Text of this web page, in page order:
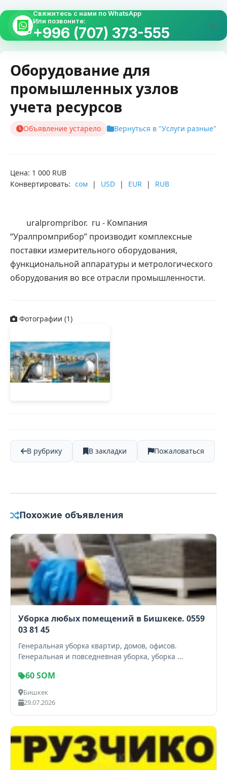
Свяжитесь с нами по WhatsApp
Или позвоните:
+996 (707) 373-555
Оборудование для
промышленных узлов
учета ресурсов
Объявление устарело Вернуться в "Услуги разные"
Цена: 1 000 RUB
Конвертировать: сом | USD | EUR | RUB
“Уралпромприбор” производит комплексные
поставки измерительного оборудования,
функциональной аппаратуры и метрологического
оборудования во все отрасли промышленности.
Фотографии (1)
В рубрику В закладки Пожаловаться
Похожие объявления
Уборка любых помещений в Бишкеке. 0559
03 81 45
Генеральная уборка квартир, домов, офисов.
Генеральная и повседневная уборка, уборка ...
60 SOM
Бишкек
29.07.2026